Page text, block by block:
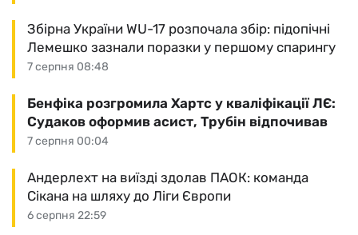
7 серпня 08:48
Збірна України WU-17 розпочала збір: підопічні
Лемешко зазнали поразки у першому спарингу
7 серпня 00:04
Бенфіка розгромила Хартс у кваліфікації ЛЄ:
Судаков оформив асист, Трубін відпочивав
6 серпня 22:59
Андерлехт на виїзді здолав ПАОК: команда
Сікана на шляху до Ліги Європи